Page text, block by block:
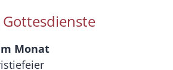
Gottesdienste
Monat